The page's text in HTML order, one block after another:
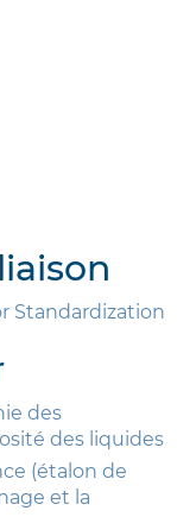
Standardization
des
des liquides
(étalon de
et la